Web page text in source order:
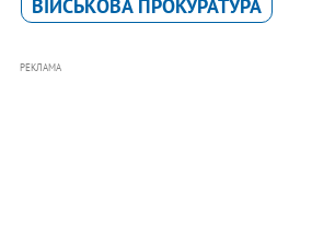
ВІЙСЬКОВА ПРОКУРАТУРА
РЕКЛАМА